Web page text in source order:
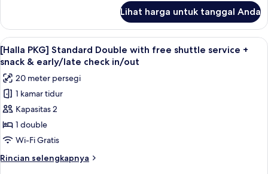
Late
Check
out
1
hour
can
of
beer
+
2
Gamgyul
Chips
+
Late
Check
out
[Jeju
Beer
PKG]
Quadruple
+
can
of
beer
Gamgyul
Chips
Lihat harga untuk tanggal Anda
Lihat
semua
foto
untuk
[Halla
PKG]
Standard
Double
with
free
Brankas, meja kerja, kedap suara,
6
[Halla PKG] Standard Double with free shuttle service +
snack & early/late check in/out
20 meter persegi
1 kamar tidur
Kapasitas 2
1 double
Wi-Fi Gratis
Rincian selengkapnya
Rincian